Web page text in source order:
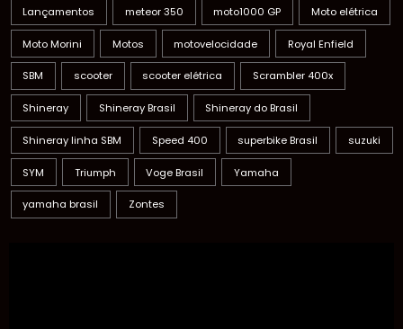
Lançamentos meteor 350 moto1000 GP Moto elétrica
Moto Morini Motos motovelocidade Royal Enfield
SBM scooter scooter elétrica Scrambler 400x
Shineray Shineray Brasil Shineray do Brasil
Shineray linha SBM Speed 400 superbike Brasil suzuki
SYM Triumph Voge Brasil Yamaha
yamaha brasil Zontes